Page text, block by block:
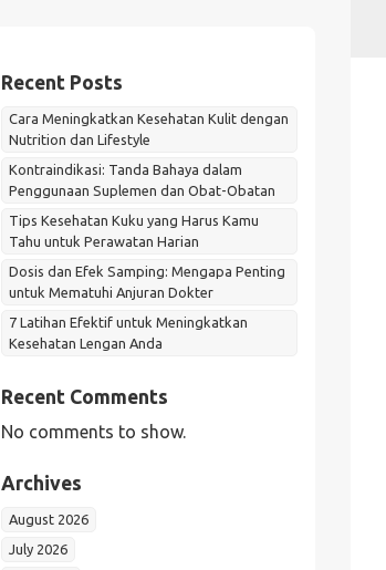
Recent Posts
Cara Meningkatkan Kesehatan Kulit dengan
Nutrition dan Lifestyle
Kontraindikasi: Tanda Bahaya dalam
Penggunaan Suplemen dan Obat-Obatan
Tips Kesehatan Kuku yang Harus Kamu
Tahu untuk Perawatan Harian
Dosis dan Efek Samping: Mengapa Penting
untuk Mematuhi Anjuran Dokter
7 Latihan Efektif untuk Meningkatkan
Kesehatan Lengan Anda
Recent Comments
No comments to show.
Archives
August 2026
July 2026